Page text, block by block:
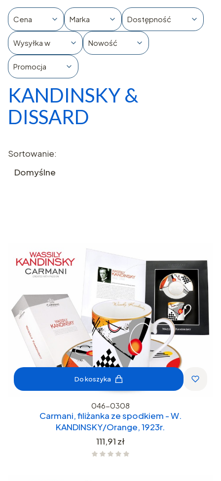
Cena Marka Dostępność
Wysyłka w Nowość
Promocja
Koniec filtrów
KANDINSKY &
DISSARD
Lista produktów
Sortowanie:
Domyślne
Do koszyka
046-0308
Carmani, filiżanka ze spodkiem - W.
KANDINSKY/Orange, 1923r.
Cena
111,91 zł